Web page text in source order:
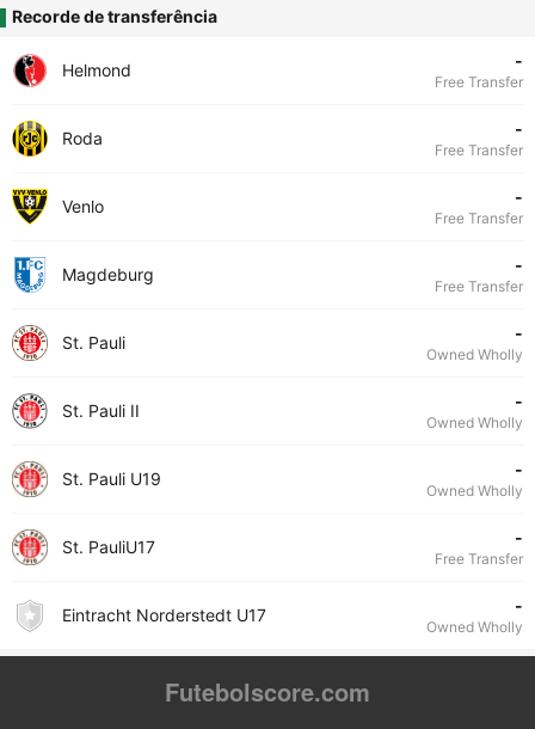
Recorde de transferência
Helmond -
Free Transfer
Roda -
Free Transfer
Venlo -
Free Transfer
Magdeburg -
Free Transfer
St. Pauli -
Owned Wholly
St. Pauli II -
Owned Wholly
St. Pauli U19 -
Owned Wholly
St. PauliU17 -
Free Transfer
Eintracht Norderstedt U17 -
Owned Wholly
Futebolscore.com